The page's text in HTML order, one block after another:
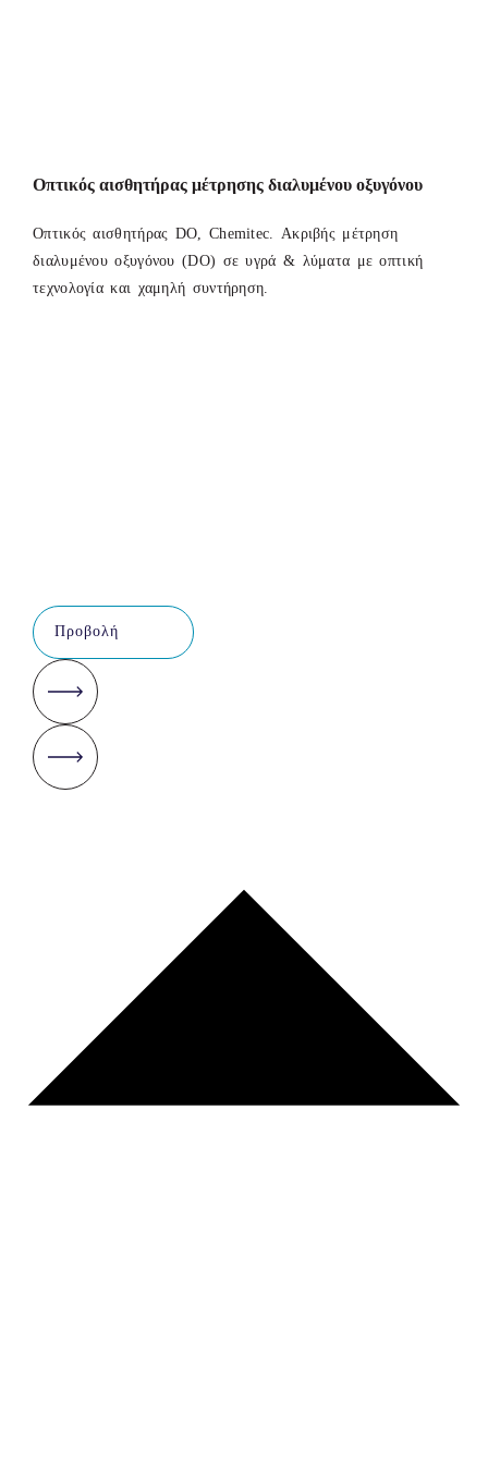
Οπτικός αισθητήρας μέτρησης διαλυμένου οξυγόνου
Οπτικός αισθητήρας DO, Chemitec. Ακριβής μέτρηση
διαλυμένου οξυγόνου (DO) σε υγρά & λύματα με οπτική
τεχνολογία και χαμηλή συντήρηση.
Προβολή